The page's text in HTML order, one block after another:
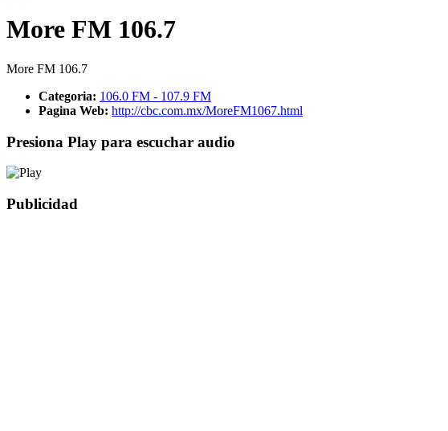
More FM 106.7
More FM 106.7
Categoria: 106.0 FM - 107.9 FM
Pagina Web: http://cbc.com.mx/MoreFM1067.html
Presiona Play para escuchar audio
Publicidad